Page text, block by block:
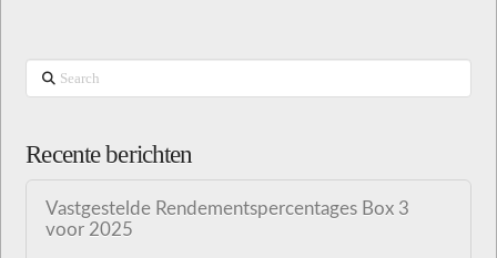
Search
Recente berichten
Vastgestelde Rendementspercentages Box 3
voor 2025